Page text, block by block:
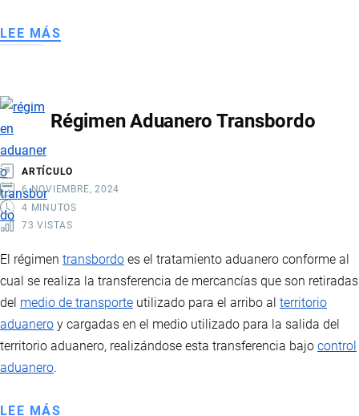
LEE MÁS
Régimen Aduanero Transbordo
ARTÍCULO
6 NOVIEMBRE, 2024
4 MINUTOS
73 VISTAS
El régimen transbordo es el tratamiento aduanero conforme al
cual se realiza la transferencia de mercancías que son retiradas
del medio de transporte utilizado para el arribo al territorio
aduanero y cargadas en el medio utilizado para la salida del
territorio aduanero, realizándose esta transferencia bajo control
aduanero.
LEE MÁS